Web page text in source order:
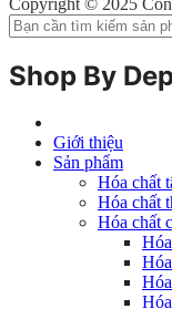
Shop By
Giới thiệu
Sản phẩm
Hóa chất
Hóa chất
Hóa chất